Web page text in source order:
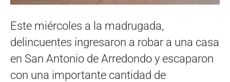
Este miércoles a la madrugada,
delincuentes ingresaron a robar a una casa
en San Antonio de Arredondo y escaparon
con una importante cantidad de